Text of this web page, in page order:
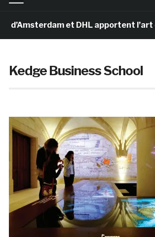
et DHL apportent l’art dans
Kedge Business School